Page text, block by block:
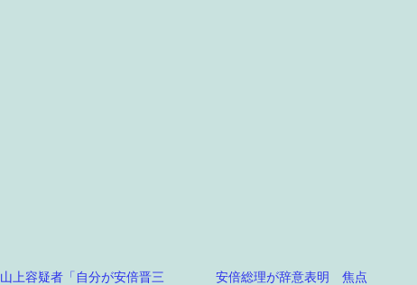
山上容疑者「自分が安倍晋三
安倍総理が辞意表明 焦点